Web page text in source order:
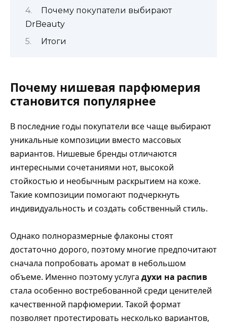
Почему покупатели выбирают
DrBeauty
Итоги
Почему нишевая парфюмерия
становится популярнее
В последние годы покупатели все чаще выбирают
уникальные композиции вместо массовых
вариантов. Нишевые бренды отличаются
интересными сочетаниями нот, высокой
стойкостью и необычным раскрытием на коже.
Такие композиции помогают подчеркнуть
индивидуальность и создать собственный стиль.
Однако полноразмерные флаконы стоят
достаточно дорого, поэтому многие предпочитают
сначала попробовать аромат в небольшом
объеме. Именно поэтому услуга духи на распив
стала особенно востребованной среди ценителей
качественной парфюмерии. Такой формат
позволяет протестировать несколько вариантов,